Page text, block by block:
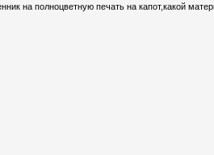
на полноцветную печать на капот,какой